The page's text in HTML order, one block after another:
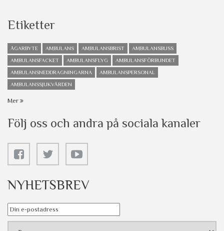
Etiketter
ÄGARBYTE AMBULANS AMBULANSBRIST
AMBULANSBUSS
AMBULANSFACKET
AMBULANSFLYG
AMBULANSFÖRBUNDET
AMBULANSNEDDRAGNINGARNA
AMBULANSPERSONAL
AMBULANSSJUKVÅRDEN
Mer
Följ oss och andra på sociala kanaler
NYHETSBREV